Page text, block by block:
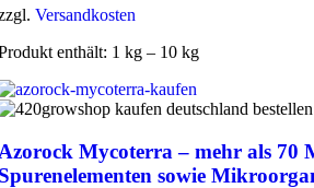
Versandkosten
enthält: 1 kg – 10 kg
Mycoterra – mehr als 70
sowie